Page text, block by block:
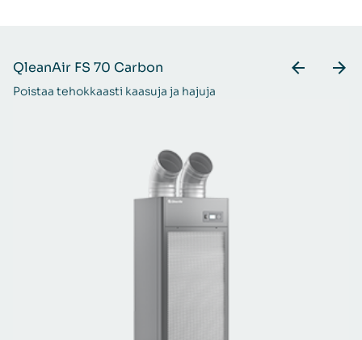
QleanAir FS 70 Carbon
Poistaa tehokkaasti kaasuja ja hajuja